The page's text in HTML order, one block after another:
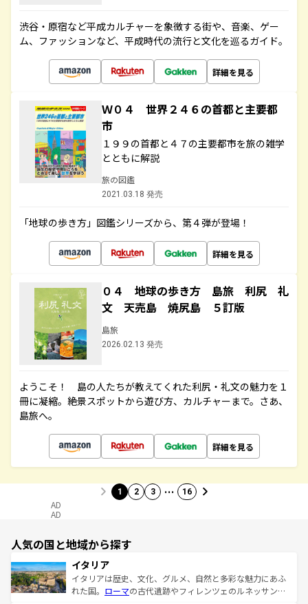
渋谷・原宿など平成カルチャーを象徴する街や、音楽、ゲー
ム、ファッションなど、平成時代の流行と文化を巡るガイド。
詳細を見る
Ｗ０４ 世界２４６の首都と主要都
市
１９９の首都と４７の主要都市を旅の雑学
とともに解説
旅の図鑑
2021.03.18 発売
「地球の歩き方」図鑑シリーズから、第４弾が登場！
詳細を見る
０４ 地球の歩き方 島旅 利尻 礼
文 天売島 焼尻島 ５訂版
島旅
2026.02.13 発売
ようこそ！ 島の人たちが教えてくれた利尻・礼文の魅力を１
冊に凝縮。絶景スポットから遊び方、カルチャーまで。さあ、
島旅へ。
詳細を見る
1 2 3 … 16
AD
AD
人気の国と地域から探す
イタリア
イタリアは歴史、文化、グルメ、自然と多彩な魅力にあふ
れた国。 ローマの古代遺跡やフィレンツェのルネッサンス